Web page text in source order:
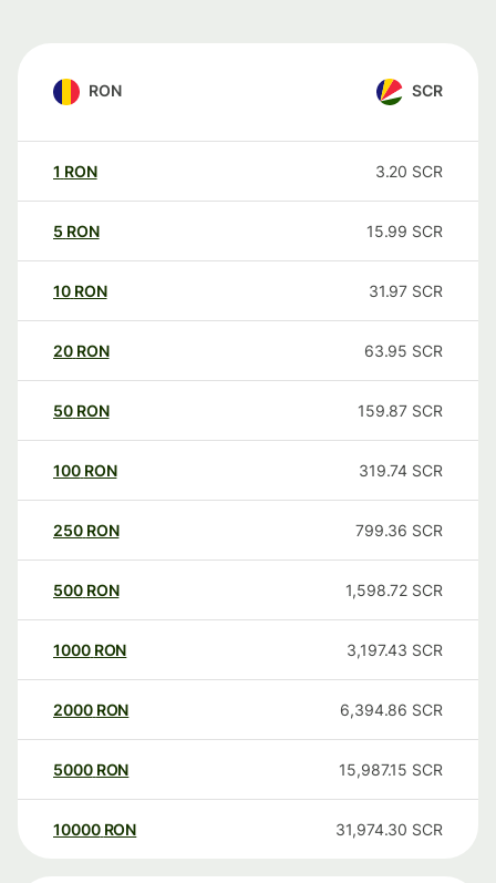
RON SCR
1 RON 3.20 SCR
5 RON 15.99 SCR
10 RON 31.97 SCR
20 RON 63.95 SCR
50 RON 159.87 SCR
100 RON 319.74 SCR
250 RON 799.36 SCR
500 RON 1,598.72 SCR
1000 RON 3,197.43 SCR
2000 RON 6,394.86 SCR
5000 RON 15,987.15 SCR
10000 RON 31,974.30 SCR